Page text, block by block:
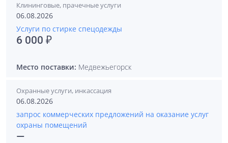
Клининговые, прачечные услуги
06.08.2026
Услуги по стирке спецодежды
6 000 ₽
Место поставки: Медвежьегорск
Охранные услуги, инкассация
06.08.2026
запрос коммерческих предложений на оказание услуг
охраны помещений
—